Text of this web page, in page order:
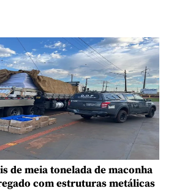
de meia tonelada de maconha
com estruturas metálicas